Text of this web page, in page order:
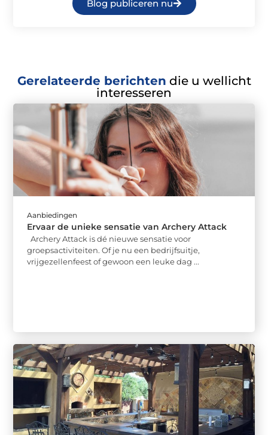
Blog publiceren nu
Gerelateerde berichten die u wellicht
interesseren
Aanbiedingen
Ervaar de unieke sensatie van Archery Attack
Archery Attack is dé nieuwe sensatie voor
groepsactiviteiten. Of je nu een bedrijfsuitje,
vrijgezellenfeest of gewoon een leuke dag ...